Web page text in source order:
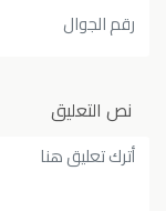
نص التعليق